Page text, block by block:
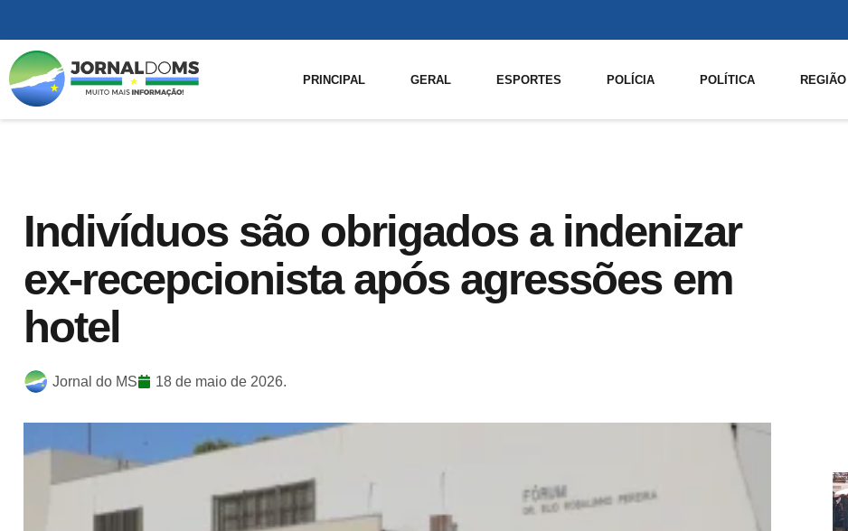
PRINCIPAL GERAL ESPORTES POLÍCIA POLÍTICA REGIÃO
Indivíduos são obrigados a indenizar
ex-recepcionista após agressões em
hotel
Jornal do MS 18 de maio de 2026.